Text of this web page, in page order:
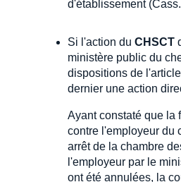
d'établissement
Si l'action du CHSCT
ministère public du
dispositions de
dernier une action
Ayant constaté que la
contre l'employeur du
arrêt de la chambre
l'employeur par le
ont été annulées, la